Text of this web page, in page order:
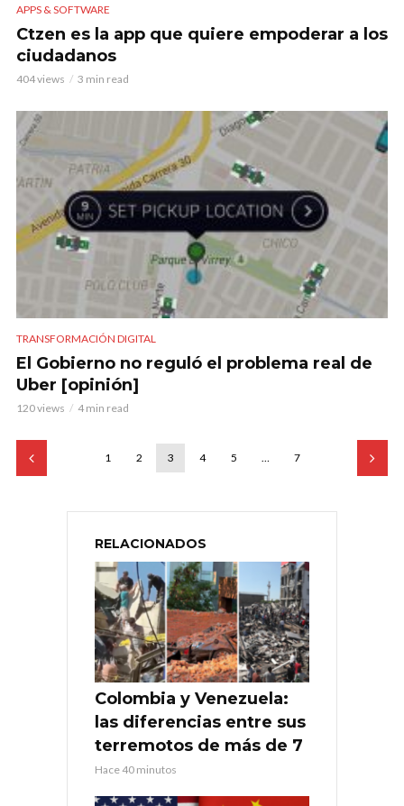
APPS & SOFTWARE
Ctzen es la app que quiere empoderar a los
ciudadanos
404 views 3 min read
TRANSFORMACIÓN DIGITAL
El Gobierno no reguló el problema real de
Uber [opinión]
120 views 4 min read
1 2 3 4 5 … 7
RELACIONADOS
Colombia y Venezuela:
las diferencias entre sus
terremotos de más de 7
Hace 40 minutos